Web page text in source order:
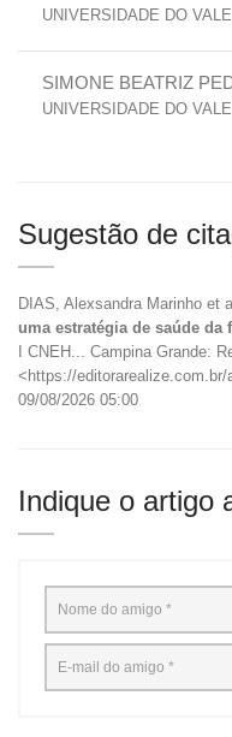
UNIVERSIDADE DO
SIMONE BEATRIZ
UNIVERSIDADE DO
Sugestão de
DIAS, Alexsandra Marinho et
uma estratégia de saúde
I CNEH... Campina Grande:
<https://
09/08/2026 05:00
Indique o artigo